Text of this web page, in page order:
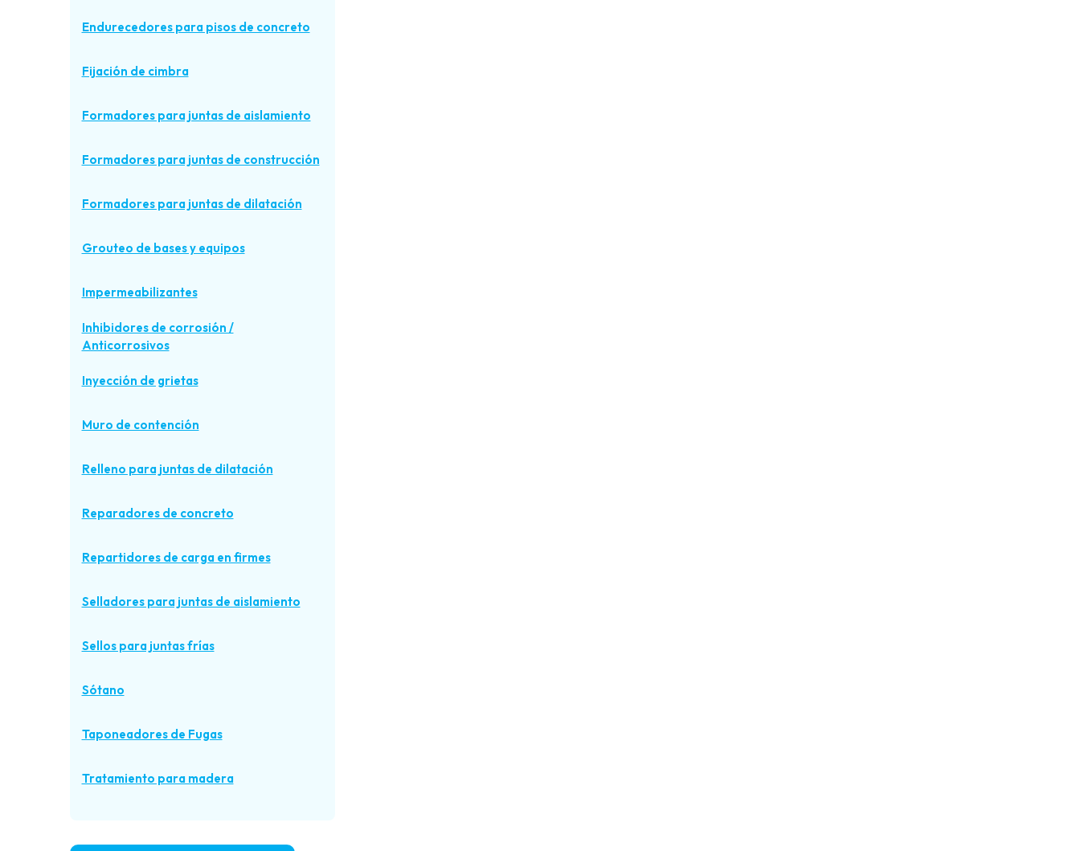
Endurecedores para pisos de concreto
Fijación de cimbra
Formadores para juntas de aislamiento
Formadores para juntas de construcción
Formadores para juntas de dilatación
Grouteo de bases y equipos
Impermeabilizantes
Inhibidores de corrosión /
Anticorrosivos
Inyección de grietas
Muro de contención
Relleno para juntas de dilatación
Reparadores de concreto
Repartidores de carga en firmes
Selladores para juntas de aislamiento
Sellos para juntas frías
Sótano
Taponeadores de Fugas
Tratamiento para madera